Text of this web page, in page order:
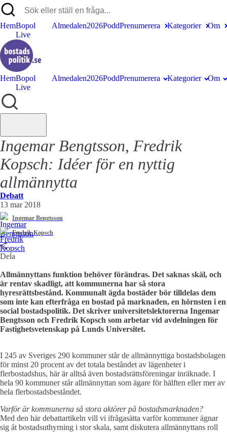
HemBopol
Live
Almedalen2026PoddPrenumerera Kategorier Om
HemBopol
Live
Almedalen2026PoddPrenumerera Kategorier Om
Ingemar Bengtsson, Fredrik
Kopsch: Idéer för en nyttig
allmännytta
Debatt
13 mar 2018
Ingemar Bengtsson
Fredrik Kopsch
Dela
Allmännyttans funktion behöver förändras. Det saknas skäl, och
är rentav skadligt, att kommunerna har så stora
hyresrättsbestånd. Kommunalt ägda bostäder bör tilldelas dem
som inte kan efterfråga en bostad på marknaden, en hörnsten i en
social bostadspolitik. Det skriver universitetslektorerna Ingemar
Bengtsson och Fredrik Kopsch som arbetar vid avdelningen för
Fastighetsvetenskap på Lunds Universitet.
I 245 av Sveriges 290 kommuner står de allmännyttiga bostadsbolagen
för minst 20 procent av det totala beståndet av lägenheter i
flerbostadshus, här är alltså även bostadsrättsföreningar inräknade. I
hela 90 kommuner står allmännyttan som ägare för hälften eller mer av
hela flerbostadsbeståndet.
Varför är kommunerna så stora aktörer på bostadsmarknaden?
Med den här debattartikeln vill vi ifrågasätta varför kommuner ägnar
sig åt bostadsuthyrning i stor skala, samt diskutera allmännyttans roll